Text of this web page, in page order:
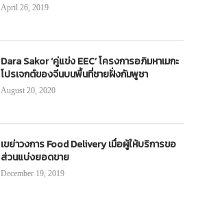
April 26, 2019
Dara Sakor ‘คู่แข่ง EEC’ โครงการอภิมหาเมกะ
โปรเจกต์ของจีนบนพื้นที่ชายฝั่งกัมพูชา
August 20, 2020
เขย่าวงการ Food Delivery เมื่อผู้ให้บริการขอ
ส่วนแบ่งยอดขาย
December 19, 2019